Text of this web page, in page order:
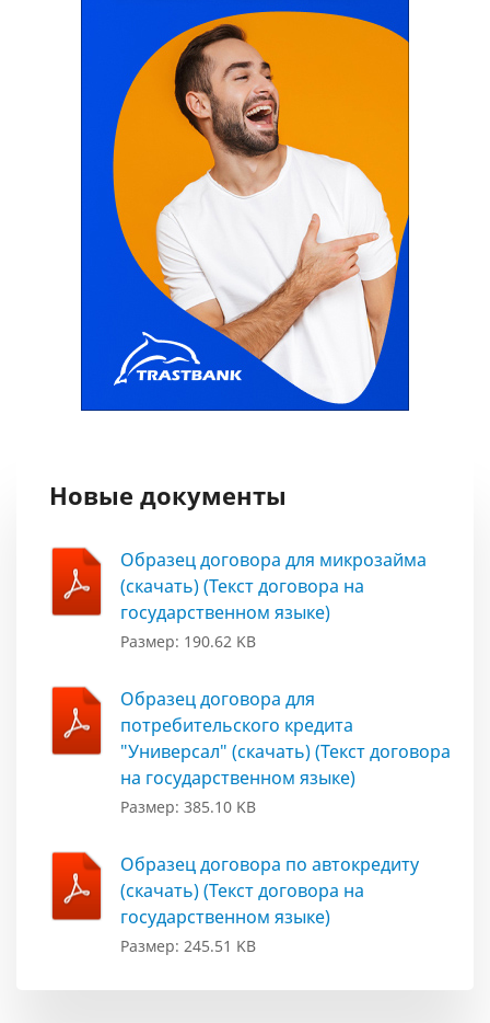
Новые документы
Образец договора для микрозайма
(скачать) (Текст договора на
государственном языке)
Размер: 190.62 KB
Образец договора для
потребительского кредита
"Универсал" (скачать) (Текст договора
на государственном языке)
Размер: 385.10 KB
Образец договора по автокредиту
(скачать) (Текст договора на
государственном языке)
Размер: 245.51 KB